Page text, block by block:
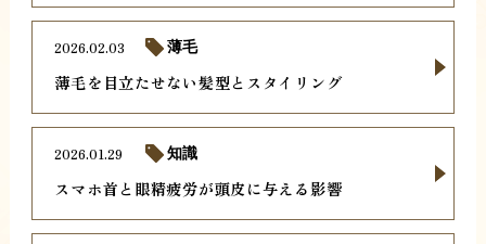
薄毛を目立たせない髪型とスタイリング
2026.02.03 薄毛
スマホ首と眼精疲労が頭皮に与える影響
2026.01.29 知識